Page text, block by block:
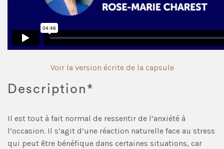
Voir la version écrite de la capsule
Description*
Il est tout à fait normal de ressentir de l’anxiété à
l’occasion. Il s’agit d’une réaction naturelle face au stress
qui peut être bénéfique dans certaines situations, car